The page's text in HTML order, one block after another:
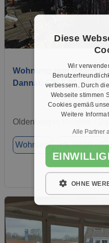
Wohnung zum Mieten in
Dannau 675 € 80 m²
Oldenburg in Holstein /
Wohnung ca. 80,00 m²
Diese
Wir
verbessern. Durch
Webseite stimmen
Cookies gemäß
Weitere
Alle Partner
OHNE